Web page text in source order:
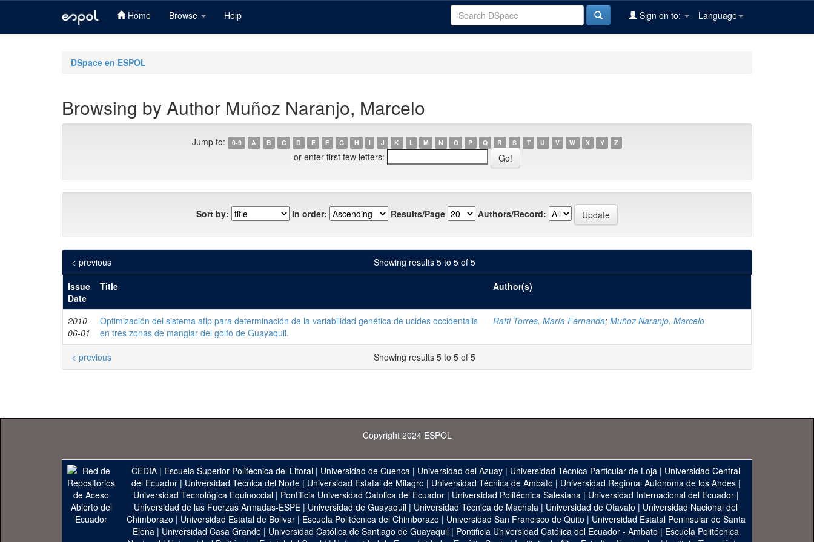
Home Browse Help Language
Sign on to:
DSpace en ESPOL
Browsing by Author Muñoz Naranjo, Marcelo
Jump to: 0-9 A B C D E F G H I J K L M N O P Q R S T U V W X Y Z
or enter first few letters:
Sort by: In order: Results/Page Authors/Record:
Showing results 5 to 5 of 5
< previous
Issue
Date
Title Author(s)
2010-
06-01
Optimización del sistema aflp para determinación de la variabilidad genética de ucides occidentalis
en tres zonas de manglar del golfo de Guayaquil.
Ratti Torres, María Fernanda; Muñoz Naranjo, Marcelo
Showing results 5 to 5 of 5
< previous
Copyright 2024 ESPOL
CEDIA | Escuela Superior Politécnica del Litoral | Universidad de Cuenca | Universidad del Azuay | Universidad Técnica Particular de Loja | Universidad Central
del Ecuador| Universidad Técnica del Norte| Universidad Estatal de Milagro | Universidad Técnica de Ambato | Universidad Regional Autónoma de los Andes|
Universidad Tecnológica Equinoccial| Pontificia Universidad Catolica del Ecuador| Universidad Politécnica Salesiana| Universidad Internacional del Ecuador|
Universidad de las Fuerzas Armadas-ESPE | Universidad de Guayaquil | Universidad Técnica de Machala | Universidad de Otavalo | Universidad Nacional del
Chimborazo | Universidad Estatal de Bolivar| Escuela Politécnica del Chimborazo | Universidad San Francisco de Quito | Universidad Estatal Peninsular de Santa
Elena | Universidad Casa Grande | Universidad Católica de Santiago de Guayaquil | Pontificia Universidad Católica del Ecuador - Ambato | Escuela Politécnica